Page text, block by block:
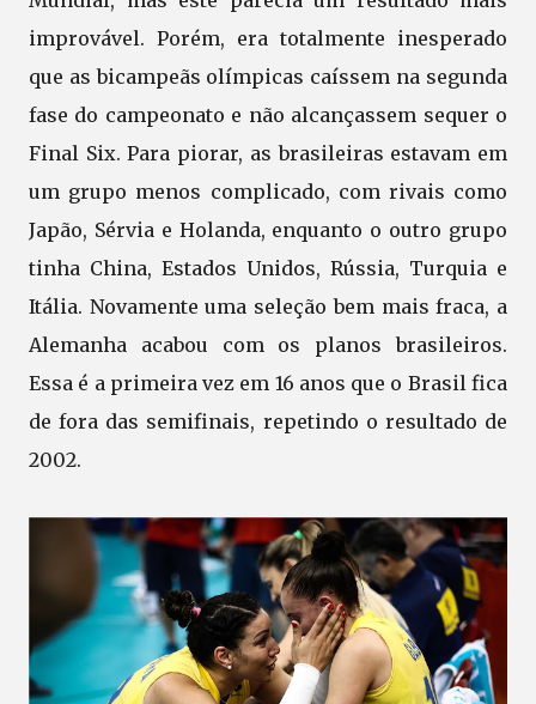
improvável. Porém, era totalmente inesperado
que as bicampeãs olímpicas caíssem na segunda
fase do campeonato e não alcançassem sequer o
Final Six. Para piorar, as brasileiras estavam em
um grupo menos complicado, com rivais como
Japão, Sérvia e Holanda, enquanto o outro grupo
tinha China, Estados Unidos, Rússia, Turquia e
Itália. Novamente uma seleção bem mais fraca, a
Alemanha acabou com os planos brasileiros.
Essa é a primeira vez em 16 anos que o Brasil fica
de fora das semifinais, repetindo o resultado de
2002.